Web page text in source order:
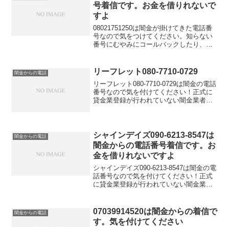
号着信です。お金を借りれないで
すよ
08021751250は闇金が掛けてきた電話番
号なので気をつけてください。知らない
番号にむやみにコールバックしたり、融
どの金融被害に遭う可能性もあります。
金融庁に貸金業登録していないこの電話
番号はキャッシングの勧誘に利用しては
いけないと法律で定められています。
闇金からの電話 リーフレット080-7710-0729
リーフレット080-7710-0729は闇金の電話
番号なので気を付けてください！正式に
貸金業登録が行われていない闇金業者か
で条件だけ...
闇金からの電話
シャインデイズ090-6213-8547は
闇金からの電話番号着信です。お
金を借りれないですよ
シャインデイズ090-6213-8547は闇金の電
話番号なので気を付けてください！正式
に貸金業登録が行われていない闇金業者
ょうか？」「今ならすぐにご融資可能な
ので条件だ...
闇金からの電話
07039914520は闇金からの着信で
す。気を付けてください